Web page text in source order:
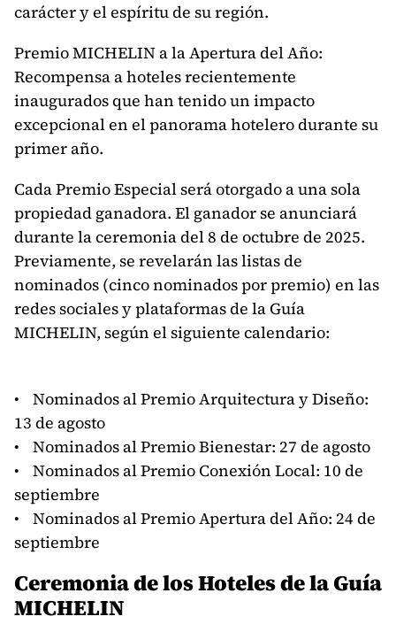
carácter y el espíritu de su región.
Premio MICHELIN a la Apertura del Año:
Recompensa a hoteles recientemente
inaugurados que han tenido un impacto
excepcional en el panorama hotelero durante su
primer año.
Cada Premio Especial será otorgado a una sola
propiedad ganadora. El ganador se anunciará
durante la ceremonia del 8 de octubre de 2025.
Previamente, se revelarán las listas de
nominados (cinco nominados por premio) en las
redes sociales y plataformas de la Guía
MICHELIN, según el siguiente calendario:
• Nominados al Premio Arquitectura y Diseño:
13 de agosto
• Nominados al Premio Bienestar: 27 de agosto
• Nominados al Premio Conexión Local: 10 de
septiembre
• Nominados al Premio Apertura del Año: 24 de
septiembre
Ceremonia de los Hoteles de la Guía
MICHELIN